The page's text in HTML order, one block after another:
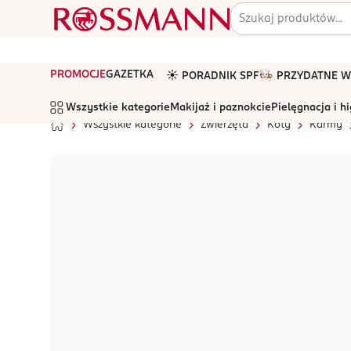
PROMOCJEGAZETKA ☀️ PORADNIK SPF🧑🏻‍🍳 PRZYDATNE
Wszystkie kategorie Makijaż i paznokcie Pielęgnacja i
Wszystkie kategorie
Zwierzęta Koty Karmy